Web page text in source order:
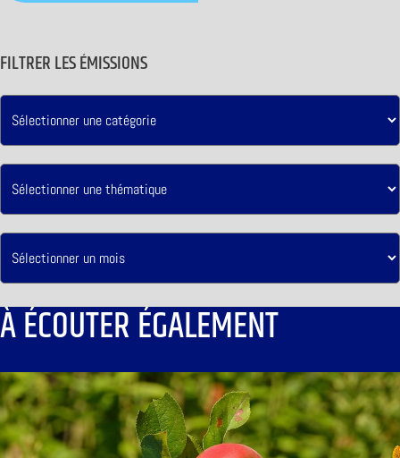
FILTRER LES ÉMISSIONS
À ÉCOUTER ÉGALEMENT